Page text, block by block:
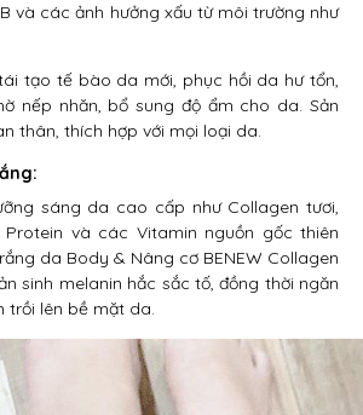
và các ảnh hưởng xấu từ môi trường như
tạo tế bào da mới, phục hồi da hư tổn,
nếp nhăn, bổ sung độ ẩm cho da. Sản
thân, thích hợp với mọi loại da.
sáng da cao cấp như Collagen tươi,
và các Vitamin nguồn gốc thiên
da Body & Nâng cơ BENEW Collagen
sinh melanin hắc sắc tố, đồng thời ngăn
trồi lên bề mặt da.